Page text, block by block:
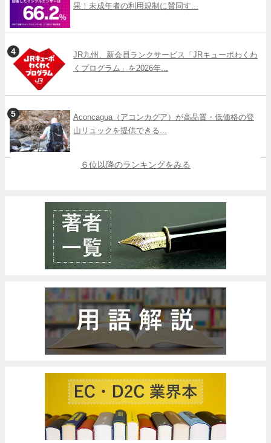
果！未成年者の利用規制に賛同す...
JR九州、新会員ランクサービス「JRキューポわくわ
くプログラム」を2026年...
Aconcagua（アコンカグア）が高品質・低価格の登
山リュックを提供できる...
６位以降のランキングをみる